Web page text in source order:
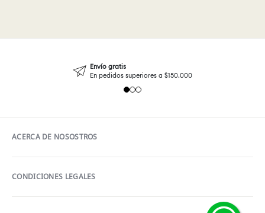
Envío gratis
En pedidos superiores a $150.000
ACERCA DE NOSOSTROS
CONDICIONES LEGALES